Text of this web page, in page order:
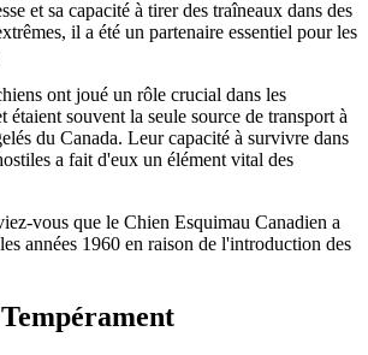
et sa capacité à tirer des traîneaux dans des
il a été un partenaire essentiel pour les
ont joué un rôle crucial dans les
étaient souvent la seule source de transport à
du Canada. Leur capacité à survivre dans
a fait d'eux un élément vital des
vous que le Chien Esquimau Canadien a
années 1960 en raison de l'introduction des